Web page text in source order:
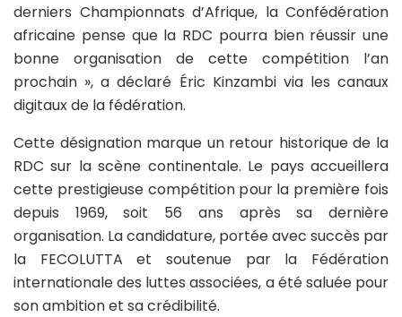
derniers Championnats d’Afrique, la Confédération
africaine pense que la RDC pourra bien réussir une
bonne organisation de cette compétition l’an
prochain », a déclaré Éric Kinzambi via les canaux
digitaux de la fédération.
Cette désignation marque un retour historique de la
RDC sur la scène continentale. Le pays accueillera
cette prestigieuse compétition pour la première fois
depuis 1969, soit 56 ans après sa dernière
organisation. La candidature, portée avec succès par
la FECOLUTTA et soutenue par la Fédération
internationale des luttes associées, a été saluée pour
son ambition et sa crédibilité.